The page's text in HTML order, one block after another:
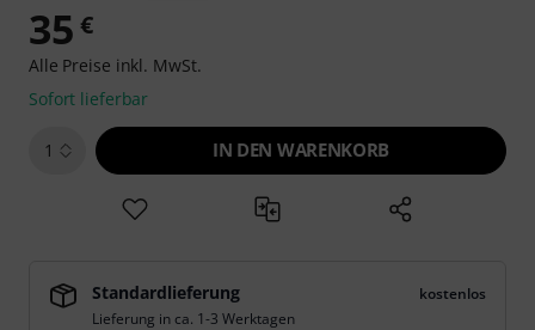
35 €
Alle Preise inkl. MwSt.
Sofort lieferbar
1 IN DEN WARENKORB
Standardlieferung
kostenlos
Lieferung in ca. 1-3 Werktagen